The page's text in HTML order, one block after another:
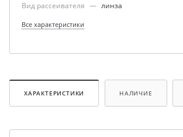
Вид рассеивателя — линза
Все характеристики
ХАРАКТЕРИСТИКИ НАЛИЧИЕ